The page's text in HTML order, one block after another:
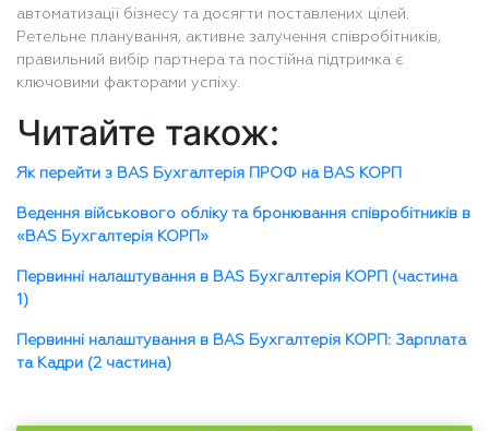
автоматизації бізнесу та досягти поставлених цілей.
Ретельне планування, активне залучення співробітників,
правильний вибір партнера та постійна підтримка є
ключовими факторами успіху.
Читайте також:
Як перейти з BAS Бухгалтерія ПРОФ на BAS КОРП
Ведення військового обліку та бронювання співробітників в
«BAS Бухгалтерія КОРП»
Первинні налаштування в BAS Бухгалтерія КОРП (частина
1)
Первинні налаштування в BAS Бухгалтерія КОРП: Зарплата
та Кадри (2 частина)